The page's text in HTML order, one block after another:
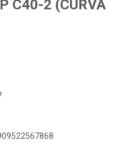
C40-2 (CURVA